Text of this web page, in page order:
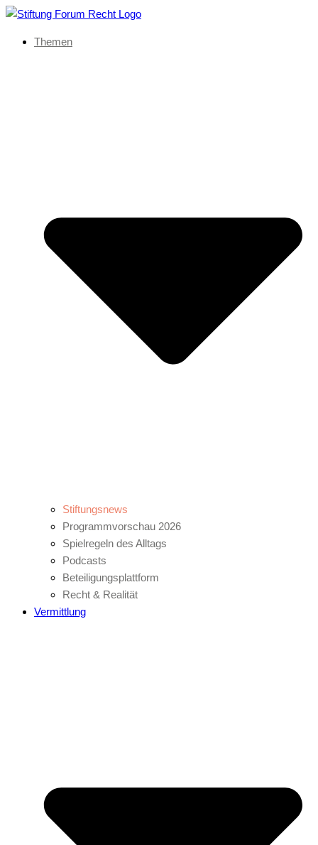
Themen
Stiftungsnews
Programmvorschau 2026
Spielregeln des Alltags
Podcasts
Beteiligungsplattform
Recht & Realität
Vermittlung